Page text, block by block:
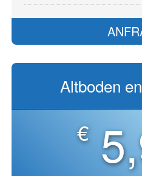
Altboden
€